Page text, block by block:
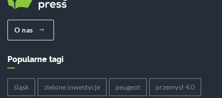
O nas
Popularne tagi
śląsk zielone inwestycje peugeot przemysł 4.0